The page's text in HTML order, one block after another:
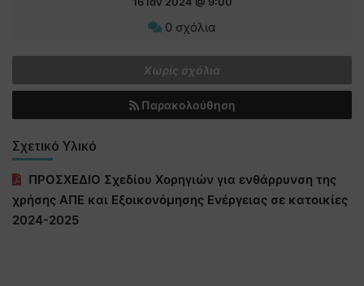
0 σχόλια
Χωρίς σχόλια
Παρακολούθηση
Σχετικό Υλικό
ΠΡΟΣΧΕΔΙΟ Σχεδίου Χορηγιών για ενθάρρυνση της
χρήσης ΑΠΕ και Εξοικονόμησης Ενέργειας σε κατοικίες
2024-2025